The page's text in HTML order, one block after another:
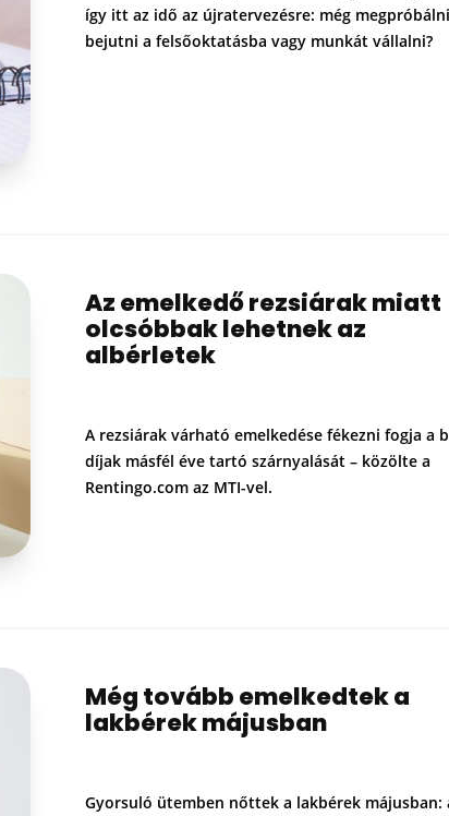
így itt az idő az újratervezésre: még megpróbálni
bejutni a felsőoktatásba vagy munkát vállalni?
Az emelkedő rezsiárak miatt
olcsóbbak lehetnek az
albérletek
A rezsiárak várható emelkedése fékezni fogja a
díjak másfél éve tartó szárnyalását – közölte a
Rentingo.com az MTI-vel.
Még tovább emelkedtek a
lakbérek májusban
Gyorsuló ütemben nőttek a lakbérek májusban: